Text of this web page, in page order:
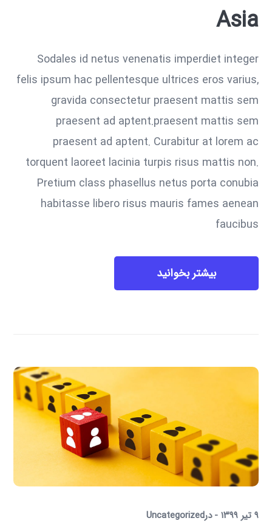
Asia
Sodales id netus venenatis imperdiet integer
felis ipsum hac pellentesque ultrices eros varius,
gravida consectetur praesent mattis sem
praesent ad aptent.praesent mattis sem
praesent ad aptent. Curabitur at lorem ac
torquent laoreet lacinia turpis risus mattis non.
Pretium class phasellus netus porta conubia
habitasse libero risus mauris fames aenean
faucibus
بیشتر بخوانید
۹ تیر ۱۳۹۹ درUncategorized